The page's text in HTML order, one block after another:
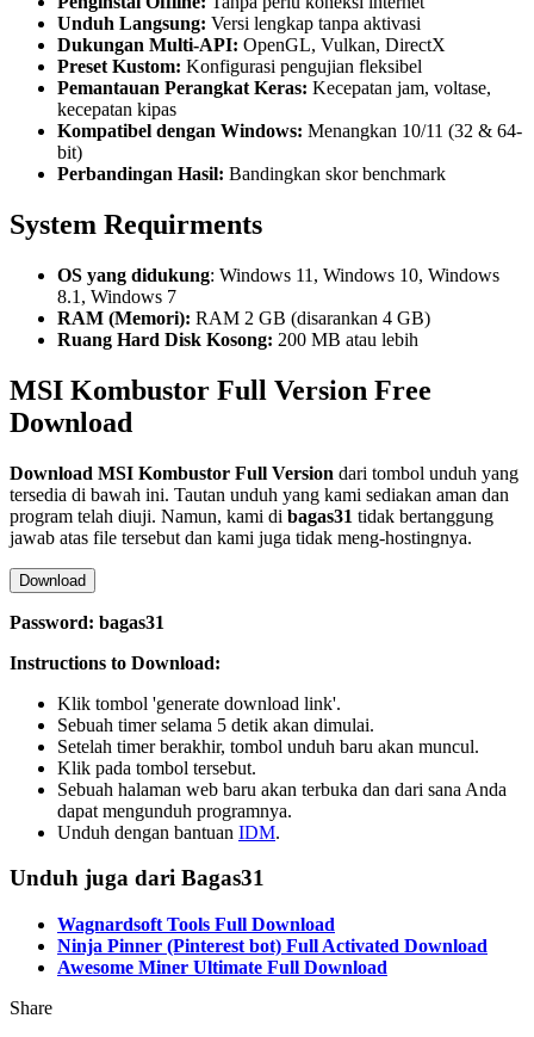
Unduh Langsung: Versi lengkap tanpa aktivasi
Dukungan Multi-API: OpenGL, Vulkan, DirectX
Preset Kustom: Konfigurasi pengujian fleksibel
Pemantauan Perangkat Keras: Kecepatan jam, voltase,
kecepatan kipas
Kompatibel dengan Windows: Menangkan 10/11 (32 & 64-
bit)
Perbandingan Hasil: Bandingkan skor benchmark
System Requirments
OS yang didukung: Windows 11, Windows 10, Windows
8.1, Windows 7
RAM (Memori): RAM 2 GB (disarankan 4 GB)
Ruang Hard Disk Kosong: 200 MB atau lebih
MSI Kombustor Full Version Free
Download
Download MSI Kombustor Full Version dari tombol unduh yang
tersedia di bawah ini. Tautan unduh yang kami sediakan aman dan
program telah diuji. Namun, kami di bagas31 tidak bertanggung
jawab atas file tersebut dan kami juga tidak meng-hostingnya.
Download
Password: bagas31
Instructions to Download:
Klik tombol 'generate download link'.
Sebuah timer selama 5 detik akan dimulai.
Setelah timer berakhir, tombol unduh baru akan muncul.
Klik pada tombol tersebut.
Sebuah halaman web baru akan terbuka dan dari sana Anda
dapat mengunduh programnya.
Unduh dengan bantuan IDM.
Unduh juga dari Bagas31
Wagnardsoft Tools Full Download
Ninja Pinner (Pinterest bot) Full Activated Download
Awesome Miner Ultimate Full Download
Share